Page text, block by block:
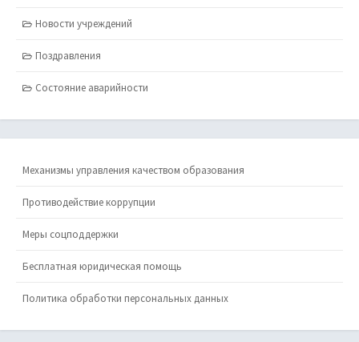
Новости учреждений
Поздравления
Состояние аварийности
Механизмы управления качеством образования
Противодействие коррупции
Меры соцподдержки
Бесплатная юридическая помощь
Политика обработки персональных данных